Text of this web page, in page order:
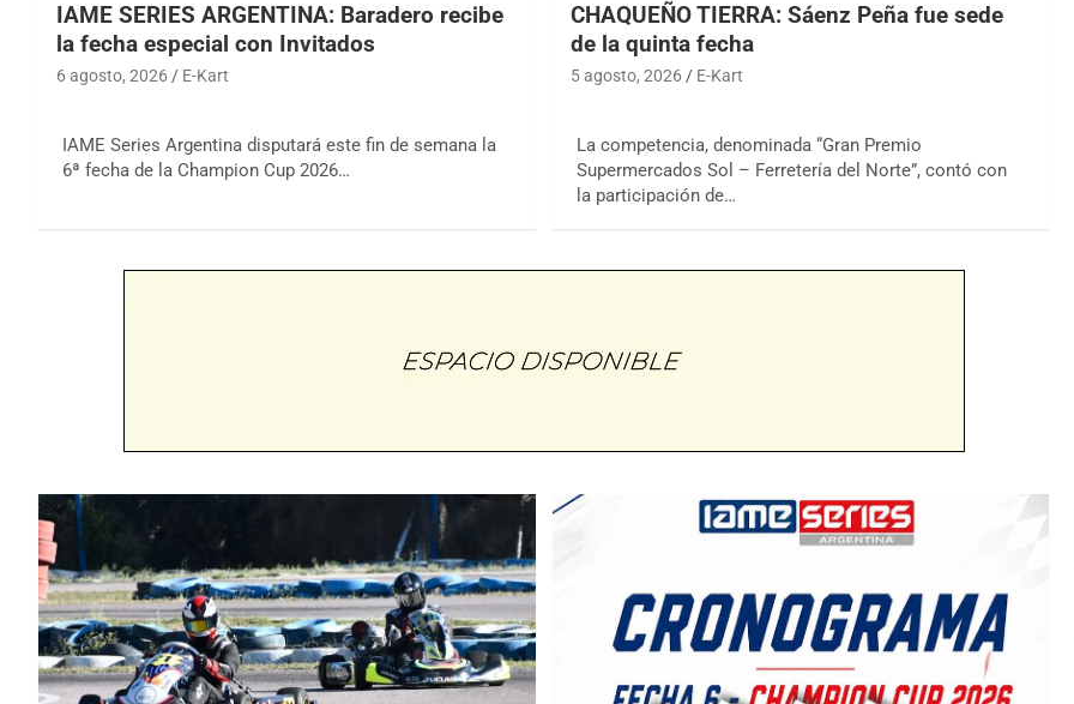
IAME SERIES ARGENTINA: Baradero recibe
la fecha especial con Invitados
6 agosto, 2026 E-Kart
IAME Series Argentina disputará este fin de semana la
6ª fecha de la Champion Cup 2026…
CHAQUEÑO TIERRA: Sáenz Peña fue sede
de la quinta fecha
5 agosto, 2026 E-Kart
La competencia, denominada “Gran Premio
Supermercados Sol – Ferretería del Norte”, contó con
la participación de…